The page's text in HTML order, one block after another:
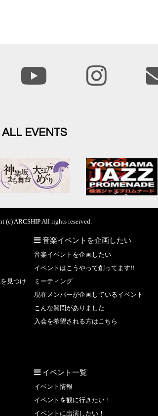
ALL EVENTS
(c) ARCSHIP All rights reserved.
見つけ
音楽イベントを企画したい
音楽イベントを企画したい
イベントはこうやって創ってます!!
ミーティング
現在メンバーが企画しているイベント
こんな質問がありました
入会を希望される方はこちら
イベント一覧
イベント情報
イベントを観に行きたい！
イベントに出演したい！